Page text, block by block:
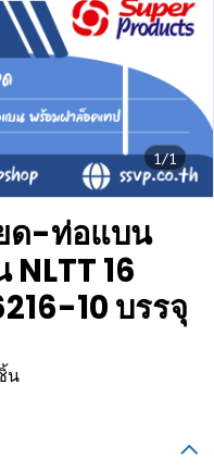
1/1
ด-ท่อแบน
16
10 บรรจุ
น